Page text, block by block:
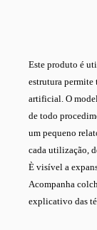
Este produto é
estrutura permite
artificial. O
de todo
um pequeno
cada utilização,
È visível a
Acompanha
explicativo das